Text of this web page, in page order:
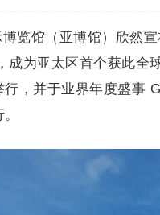
览馆（亚博馆）欣然
为亚太区首个获此全
，并于业界年度盛事